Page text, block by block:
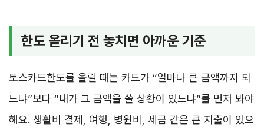
한도 올리기 전 놓치면 아까운 기준
토스카드한도를 올릴 때는 카드가 “얼마나 큰 금액까지 되
느냐”보다 “내가 그 금액을 쓸 상황이 있느냐”를 먼저 봐야
해요. 생활비 결제, 여행, 병원비, 세금 같은 큰 지출이 있으